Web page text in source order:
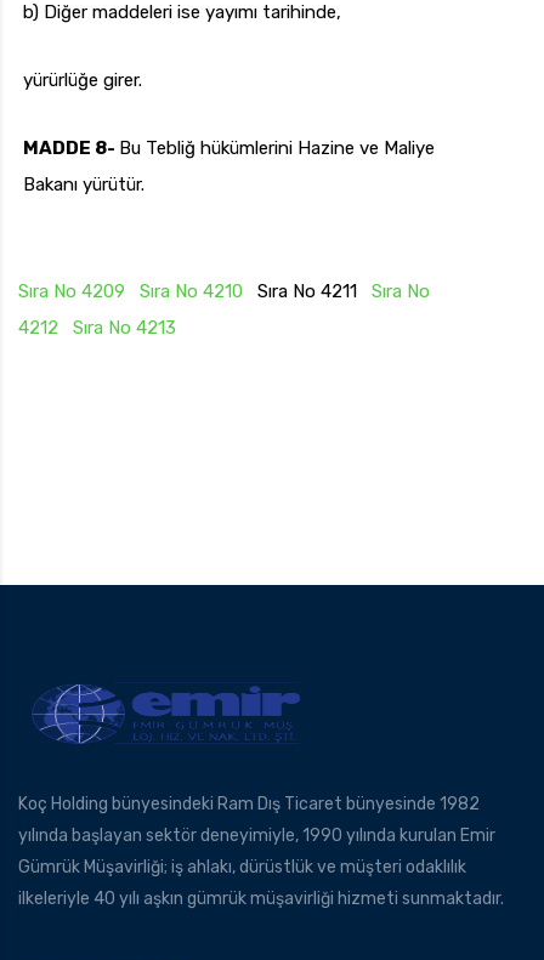
b) Diğer maddeleri ise yayımı tarihinde,
yürürlüğe girer.
MADDE 8- Bu Tebliğ hükümlerini Hazine ve Maliye
Bakanı yürütür.
Sıra No 4209 Sıra No 4210 Sıra No 4211 Sıra No
4212
Sıra No 4213
Koç Holding bünyesindeki Ram Dış Ticaret bünyesinde 1982
yılında başlayan sektör deneyimiyle, 1990 yılında kurulan Emir
Gümrük Müşavirliği; iş ahlakı, dürüstlük ve müşteri odaklılık
ilkeleriyle 40 yılı aşkın gümrük müşavirliği hizmeti sunmaktadır.